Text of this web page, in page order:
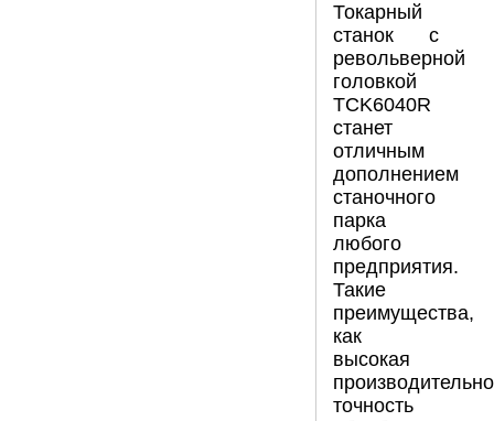
Токарный
станок с
револьверной
головкой
TCK6040R
станет
отличным
дополнением
станочного
парка
любого
предприятия.
Такие
преимущества,
как
высокая
точность